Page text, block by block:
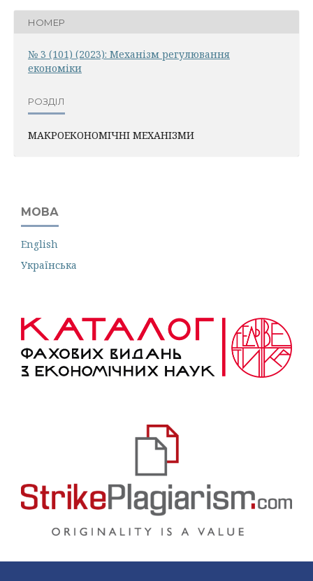
НОМЕР
№ 3 (101) (2023): Механiзм регулювання
економiки
РОЗДІЛ
МАКРОЕКОНОМІЧНІ МЕХАНІЗМИ
МОВА
English
Українська